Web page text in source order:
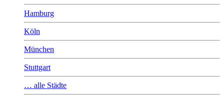
Hamburg
Köln
München
Stuttgart
… alle Städte